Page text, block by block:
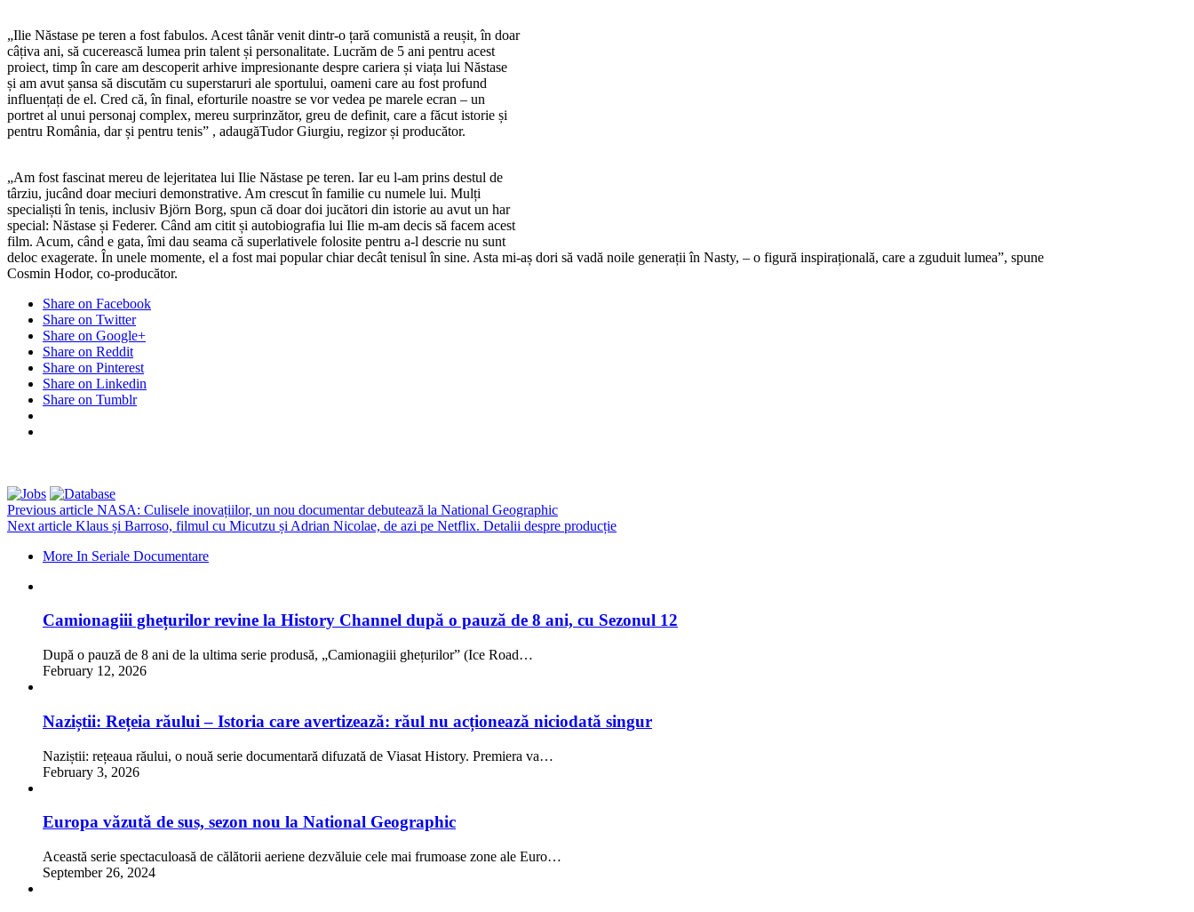
„Ilie Năstase pe teren a fost fabulos. Acest tânăr venit dintr-o țară comunistă a reușit, în doar
câțiva ani, să cucerească lumea prin talent și personalitate. Lucrăm de 5 ani pentru acest
proiect, timp în care am descoperit arhive impresionante despre cariera și viața lui Năstase
și am avut șansa să discutăm cu superstaruri ale sportului, oameni care au fost profund
influențați de el. Cred că, în final, eforturile noastre se vor vedea pe marele ecran – un
portret al unui personaj complex, mereu surprinzător, greu de definit, care a făcut istorie și
pentru România, dar și pentru tenis” , adaugăTudor Giurgiu, regizor și producător.
„Am fost fascinat mereu de lejeritatea lui Ilie Năstase pe teren. Iar eu l-am prins destul de
târziu, jucând doar meciuri demonstrative. Am crescut în familie cu numele lui. Mulți
specialiști în tenis, inclusiv Björn Borg, spun că doar doi jucători din istorie au avut un har
special: Năstase și Federer. Când am citit și autobiografia lui Ilie m-am decis să facem acest
film. Acum, când e gata, îmi dau seama că superlativele folosite pentru a-l descrie nu sunt
deloc exagerate. În unele momente, el a fost mai popular chiar decât tenisul în sine. Asta mi-aș dori să vadă noile generații în Nasty, – o figură inspirațională, care a zguduit lumea”, spune
Cosmin Hodor, co-producător.
Share on Facebook
Share on Twitter
Share on Google+
Share on Reddit
Share on Pinterest
Share on Linkedin
Share on Tumblr
Previous article NASA: Culisele inovațiilor, un nou documentar debutează la National Geographic
Next article Klaus și Barroso, filmul cu Micutzu și Adrian Nicolae, de azi pe Netflix. Detalii despre producție
More In Seriale Documentare
Camionagiii ghețurilor revine la History Channel după o pauză de 8 ani, cu Sezonul 12
După o pauză de 8 ani de la ultima serie produsă, „Camionagiii ghețurilor” (Ice Road…
February 12, 2026
Naziștii: Rețeia răului – Istoria care avertizează: răul nu acționează niciodată singur
Naziștii: rețeaua răului, o nouă serie documentară difuzată de Viasat History. Premiera va…
February 3, 2026
Europa văzută de sus, sezon nou la National Geographic
Această serie spectaculoasă de călătorii aeriene dezvăluie cele mai frumoase zone ale Euro…
September 26, 2024